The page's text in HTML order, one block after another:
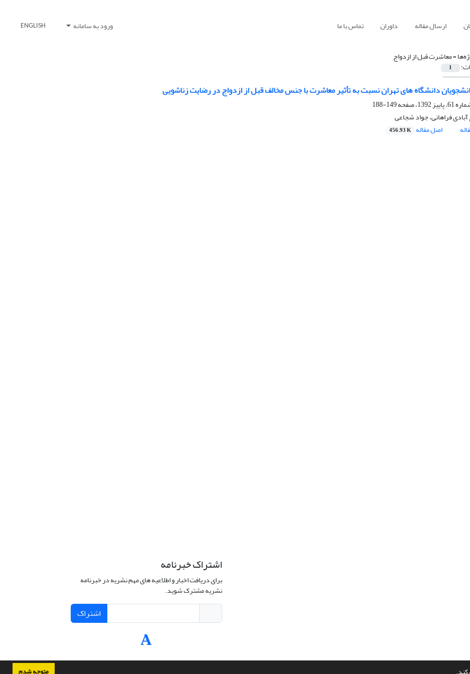
ارسال مقاله داوران تماس با ما ورود به سامانه ENGLISH
=معاشرت قبل از ازدواج
1
دانشگاه های تهران نسبت به تأثیر معاشرت با جنس مخالف قبل از ازدواج در رضایت زناشویی
149-188
فراهانی، جواد شجاعی
اصل مقاله 456.93 K
اشتراک خبرنامه
برای دریافت اخبار و اطلاعیه های مهم نشریه در خبرنامه
نشریه مشترک شوید.
اشتراک